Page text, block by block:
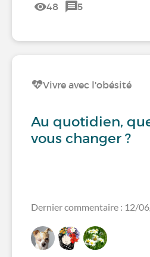
48 5
Vivre avec l'obésité
Au quotidien,
vous changer ?
Dernier commentaire : 12/